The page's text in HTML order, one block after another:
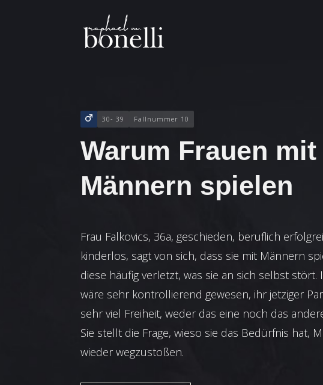
30- 39 Fallnummer 10
Warum Frauen mit
Männern spielen
Frau Falkovics, 36a, geschieden, beruflich
kinderlos, sagt von sich, dass sie mit Männern
diese häufig verletzt, was sie an sich selbst stört.
wäre sehr kontrollierend gewesen, ihr jetziger
sehr viel Freiheit, weder das eine noch das
Sie stellt die Frage, wieso sie das Bedürfnis hat,
wieder wegzustoßen.